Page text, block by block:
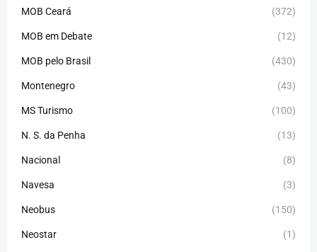
MOB Ceará (372)
MOB em Debate (12)
MOB pelo Brasil (430)
Montenegro (43)
MS Turismo (100)
N. S. da Penha (13)
Nacional (8)
Navesa (3)
Neobus (150)
Neostar (1)